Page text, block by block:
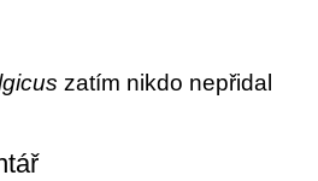
zatím nikdo nepřidal